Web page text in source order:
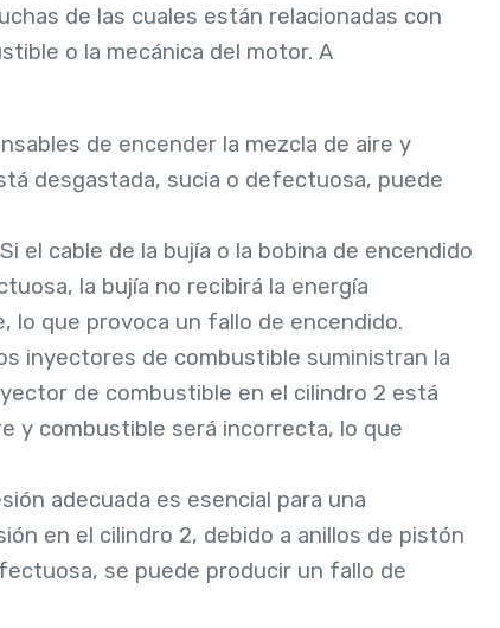
de las cuales están relacionadas con
o la mecánica del motor. A
de encender la mezcla de aire y
desgastada, sucia o defectuosa, puede
el cable de la bujía o la bobina de encendido
la bujía no recibirá la energía
lo que provoca un fallo de encendido.
inyectores de combustible suministran la
de combustible en el cilindro 2 está
y combustible será incorrecta, lo que
adecuada es esencial para una
en el cilindro 2, debido a anillos de pistón
se puede producir un fallo de